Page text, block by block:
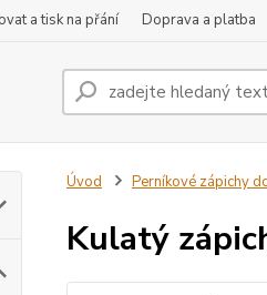
a tisk na přání Doprava a platba
Úvod Perníkové zápichy
Kulatý